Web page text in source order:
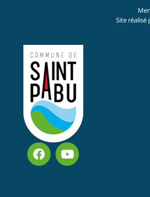
Site réalisé